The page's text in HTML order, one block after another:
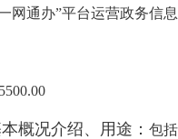
网通办”平台运营政务信
概况介绍、用途： 包